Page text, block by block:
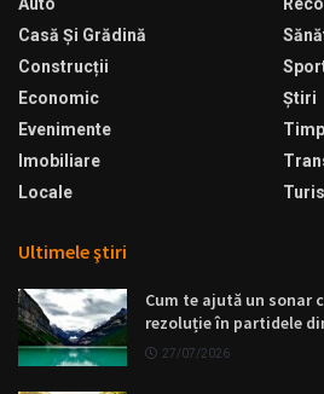
Casă Şi Grădină
Construcții
Economic
Evenimente
Imobiliare
Locale
Ştiri
Ultimele ştiri
Cum te ajută un sonar
rezoluție în partidele
27/07/2026